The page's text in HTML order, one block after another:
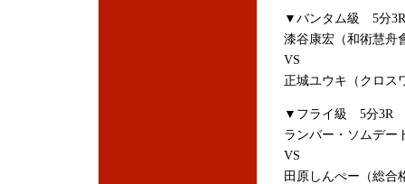
▼バンタム級 5分3R
漆谷康宏（和術慧舟
VS
正城ユウキ（クロス
▼フライ級 5分3R
ランバー・ソムデー
VS
田原しんぺー（総合